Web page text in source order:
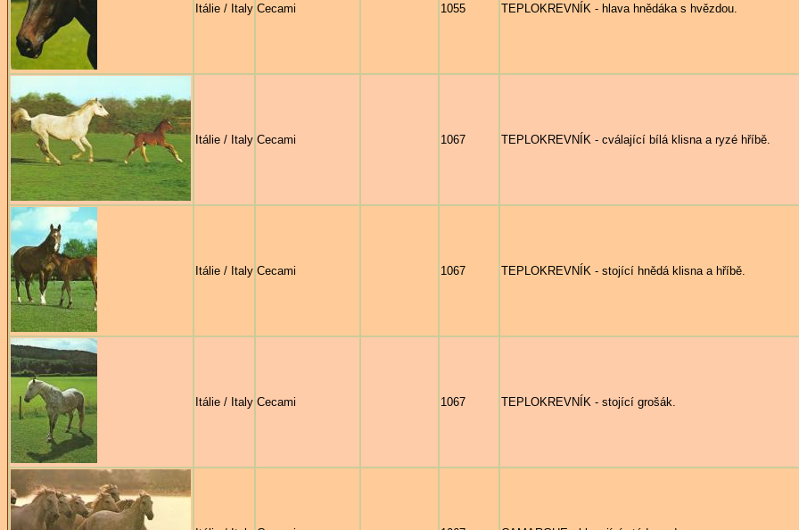
Itálie / Italy Cecami 1055 TEPLOKREVNÍK - hlava hnědáka s hvězdou.
Itálie / Italy Cecami 1067 TEPLOKREVNÍK - cválající bílá klisna a ryzé hříbě.
Itálie / Italy Cecami 1067 TEPLOKREVNÍK - stojící hnědá klisna a hříbě.
Itálie / Italy Cecami 1067 TEPLOKREVNÍK - stojící grošák.